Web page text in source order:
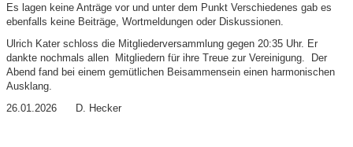
Es lagen keine Anträge vor und unter dem Punkt Verschiedenes gab es
ebenfalls keine Beiträge, Wortmeldungen oder Diskussionen.
Ulrich Kater schloss die Mitgliederversammlung gegen 20:35 Uhr. Er
dankte nochmals allen Mitgliedern für ihre Treue zur Vereinigung. Der
Abend fand bei einem gemütlichen Beisammensein einen harmonischen
Ausklang.
26.01.2026 D. Hecker